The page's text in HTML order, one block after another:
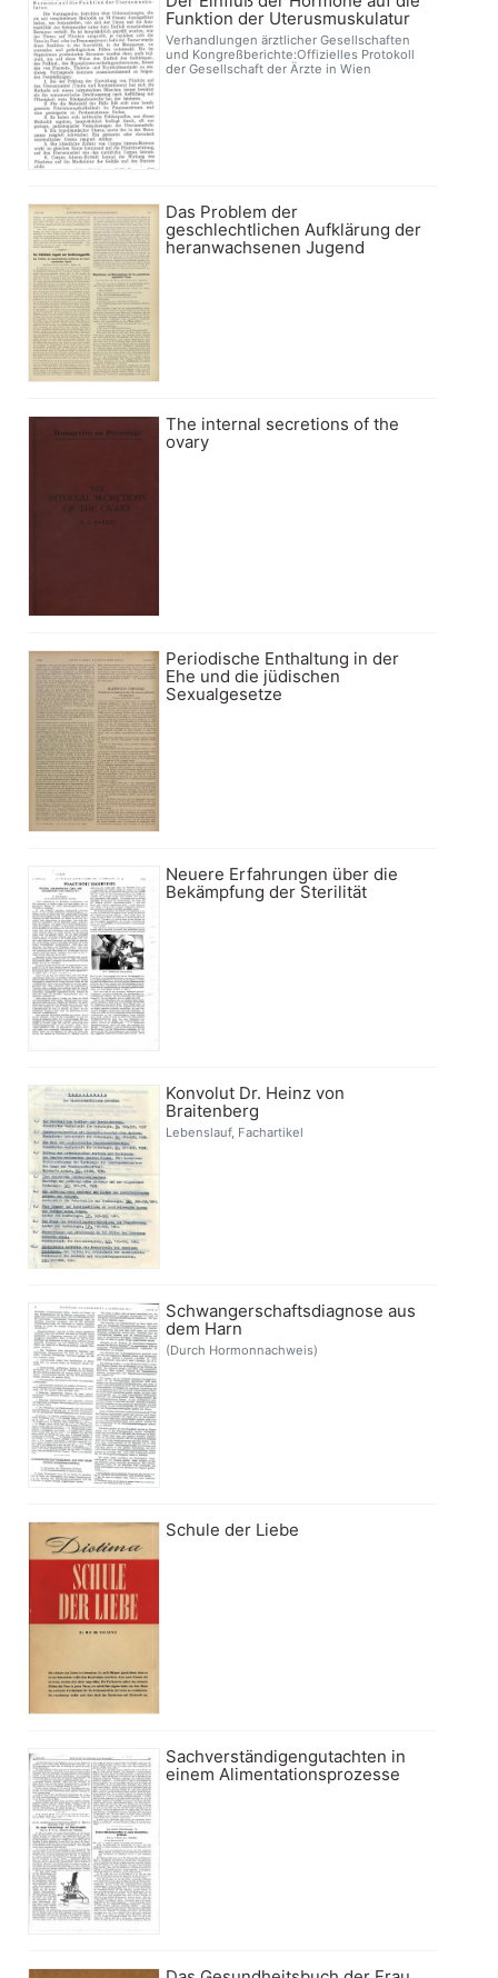
Funktion der Uterusmuskulatur
Verhandlungen ärztlicher Gesellschaften
und Kongreßberichte:Offizielles Protokoll
der Gesellschaft der Ärzte in Wien
Das Problem der
geschlechtlichen Aufklärung der
heranwachsenen Jugend
The internal secretions of the
ovary
Periodische Enthaltung in der
Ehe und die jüdischen
Sexualgesetze
Neuere Erfahrungen über die
Bekämpfung der Sterilität
Konvolut Dr. Heinz von
Braitenberg
Lebenslauf, Fachartikel
Schwangerschaftsdiagnose aus
dem Harn
(Durch Hormonnachweis)
Schule der Liebe
Sachverständigengutachten in
einem Alimentationsprozesse